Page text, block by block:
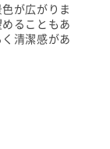
が広がりま
ることもあ
清潔感があ